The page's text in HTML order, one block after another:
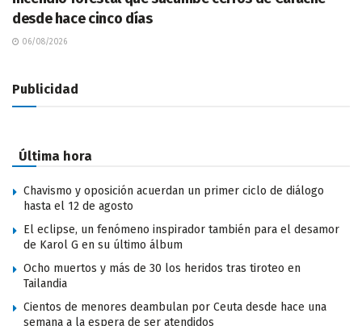
desde hace cinco días
06/08/2026
Publicidad
Última hora
Chavismo y oposición acuerdan un primer ciclo de diálogo
hasta el 12 de agosto
El eclipse, un fenómeno inspirador también para el desamor
de Karol G en su último álbum
Ocho muertos y más de 30 los heridos tras tiroteo en
Tailandia
Cientos de menores deambulan por Ceuta desde hace una
semana a la espera de ser atendidos